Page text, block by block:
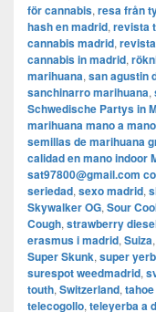
för cannabis, resa från
hash en madrid, revista
cannabis madrid,
cannabis in madrid,
marihuana, san agustin
sanchinarro marihuana,
Schwedische Partys in
marihuana mano a
semillas de marihuana
calidad en mano indoor
sat97800@gmail.com
seriedad, sexo madrid,
Skywalker OG, Sour
Cough, strawberry
erasmus i madrid, Suiza,
Super Skunk, super
surespot weedmadrid,
touth, Switzerland,
telecogollo, teleyerba a